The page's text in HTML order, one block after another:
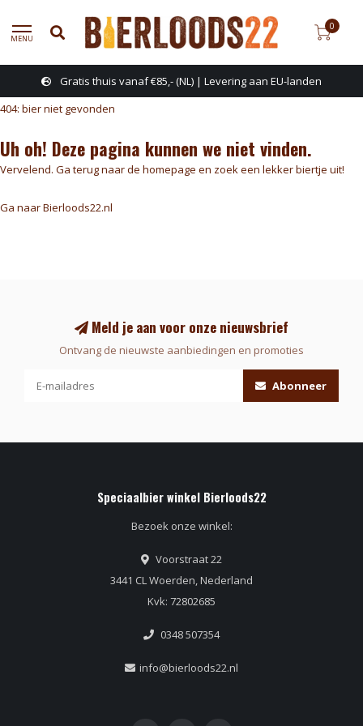
MENU
0
Gratis thuis vanaf €85,- (NL) | Levering aan EU-landen
404: bier niet gevonden
Uh oh! Deze pagina kunnen we niet vinden.
Vervelend. Ga terug naar de homepage en zoek een lekker biertje uit!
Ga naar Bierloods22.nl
Meld je aan voor onze nieuwsbrief
Ontvang de nieuwste aanbiedingen en promoties
Abonneer
Speciaalbier winkel Bierloods22
Bezoek onze winkel:
Voorstraat 22
3441 CL Woerden, Nederland
Kvk: 72802685
0348 507354
info@bierloods22.nl